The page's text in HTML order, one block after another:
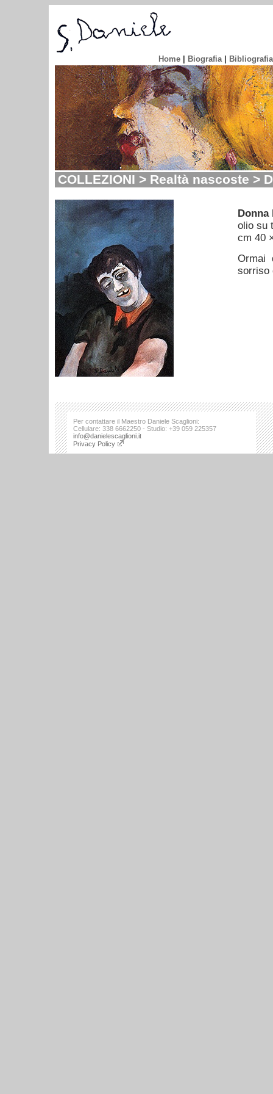
Home Biografia| Bibliografia
COLLEZIONI > Realtà nascoste >
Donna
olio su
cm 40
Ormai
sorriso
Per contattare il Maestro Daniele Scaglioni:
Cellulare: 338 6662250 - Studio: +39 059 225357
info@danielescaglioni.it
Privacy Policy